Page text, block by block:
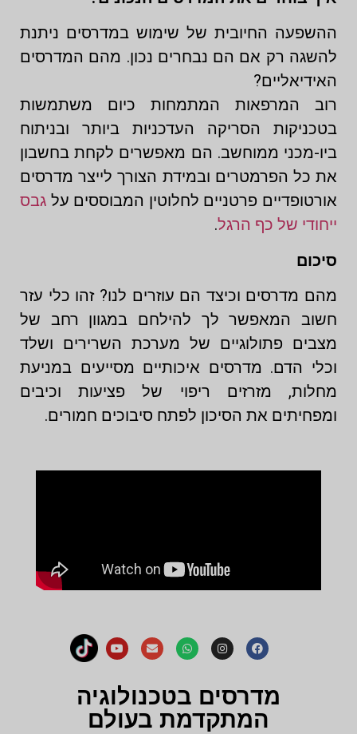
ההשפעה החיובית של שימוש במדרסים ניתנת
להשגה רק אם הם נבחרים נכון. מהם המדרסים
האידיאליים?
רוב המרפאות המתמחות כיום משתמשות
בטכניקות הסריקה העדכניות ביותר ובניתוח
ביו-מכני ממוחשב. הם מאפשרים לקחת בחשבון
את כל הפרמטרים ובמידת הצורך לייצר מדרסים
אורטופדיים פרטניים לחלוטין המבוססים על גבס
ייחודי של כף הרגל.
סיכום
מהם מדרסים וכיצד הם עוזרים לנו? זהו כלי עזר
חשוב המאפשר לך להילחם במגוון רחב של
מצבים פתולוגיים של מערכת השרירים ושלד
וכלי הדם. מדרסים איכותיים מסייעים במניעת
מחלות, מזרזים ריפוי של פציעות וכיבים
ומפחיתים את הסיכון לפתח סיבוכים חמורים.
מדרסים בטכנולוגיה
המתקדמת בעולם